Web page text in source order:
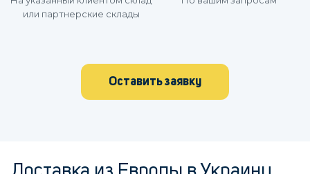
или партнерские склады
Оставить заявку